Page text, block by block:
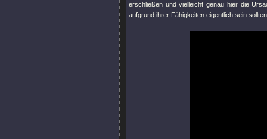
erschließen und vielleicht genau hier die
aufgrund ihrer Fähigkeiten eigentlich sein